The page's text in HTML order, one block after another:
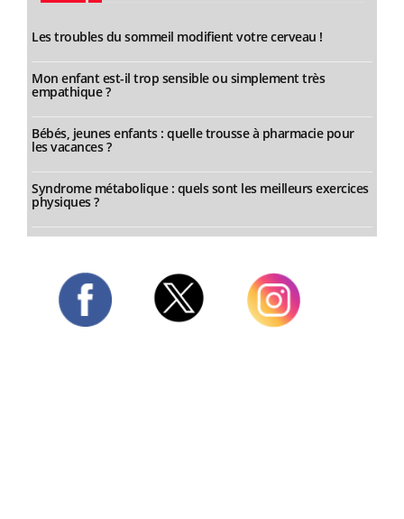
Les troubles du sommeil modifient votre cerveau !
Mon enfant est-il trop sensible ou simplement très
empathique ?
Bébés, jeunes enfants : quelle trousse à pharmacie pour
les vacances ?
Syndrome métabolique : quels sont les meilleurs exercices
physiques ?